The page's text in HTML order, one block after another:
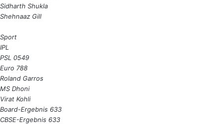
Sidharth Shukla
Shehnaaz Gill
Sport
IPL
PSL 0549
Euro 788
Roland Garros
MS Dhoni
Virat Kohli
Board-Ergebnis 633
CBSE-Ergebnis 633